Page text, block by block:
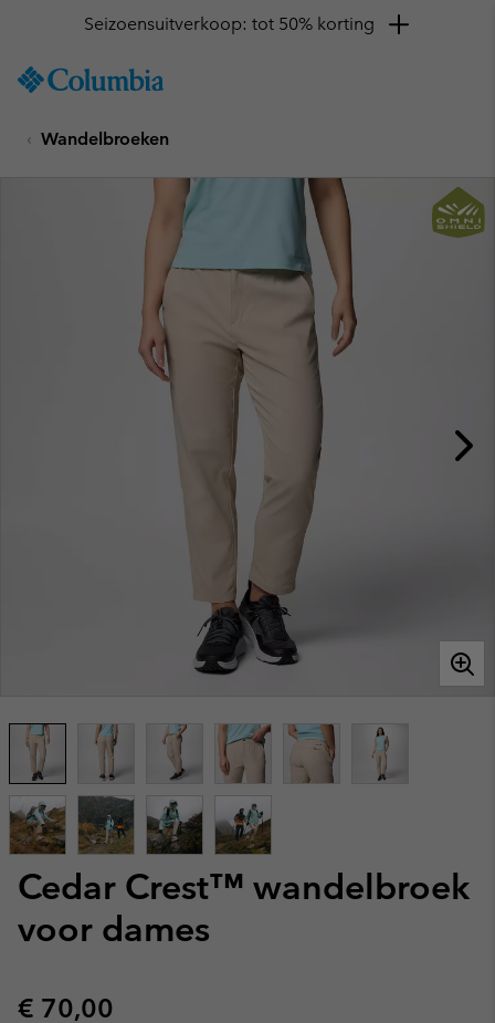
TO
SKIP
Seizoensuitverkoop: tot 50% korting
Wandelbroeken
Cedar Crest™ wandelbroek
voor dames
Regular price:
€ 70,00